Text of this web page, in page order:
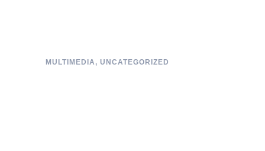
MULTIMEDIA ,UNCATEGORIZED